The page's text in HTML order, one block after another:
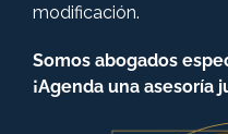
modificación.
Somos abogados
¡Agenda una asesoría